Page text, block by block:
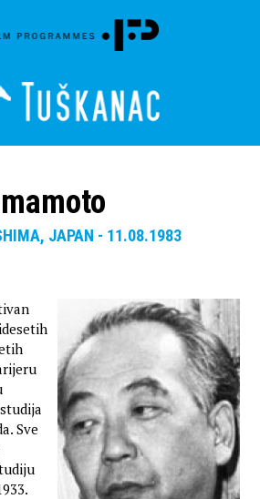
JAPAN - 11.08.1983
Sve